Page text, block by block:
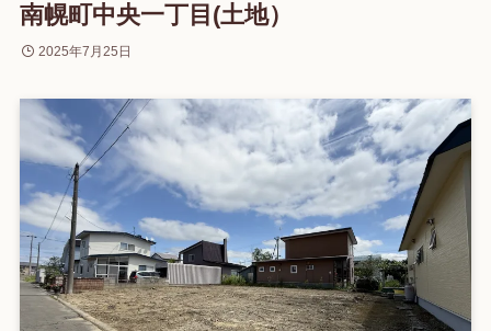
南幌町中央一丁目(土地）
2025年7月25日